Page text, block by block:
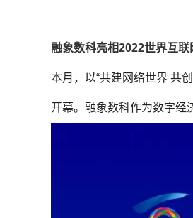
融象数科亮相2022世界互联
本月，以“共建网络世界 共
开幕。融象数科作为数字经